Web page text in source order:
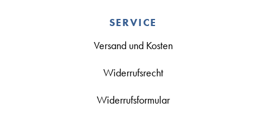
SERVICE
Versand und Kosten
Widerrufsrecht
Widerrufsformular